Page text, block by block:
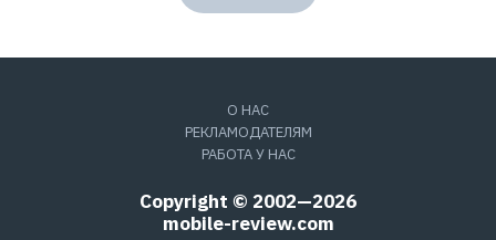
О НАС
РЕКЛАМОДАТЕЛЯМ
РАБОТА У НАС
Copyright © 2002—2026
mobile-review.com